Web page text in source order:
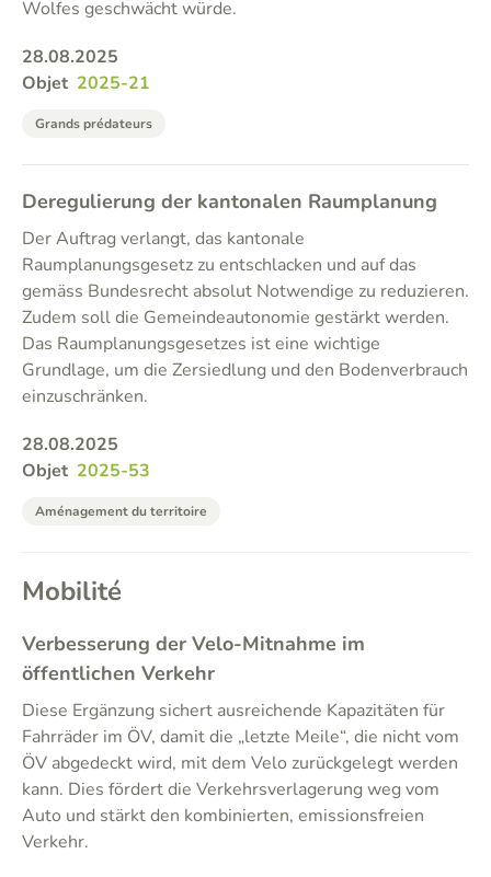
Wolfes geschwächt würde.
28.08.2025
Objet 2025-21
Grands prédateurs
Deregulierung der kantonalen Raumplanung
Der Auftrag verlangt, das kantonale
Raumplanungsgesetz zu entschlacken und auf das
gemäss Bundesrecht absolut Notwendige zu reduzieren.
Zudem soll die Gemeindeautonomie gestärkt werden.
Das Raumplanungsgesetzes ist eine wichtige
Grundlage, um die Zersiedlung und den Bodenverbrauch
einzuschränken.
28.08.2025
Objet 2025-53
Aménagement du territoire
Mobilité
Verbesserung der Velo-Mitnahme im
öffentlichen Verkehr
Diese Ergänzung sichert ausreichende Kapazitäten für
Fahrräder im ÖV, damit die „letzte Meile“, die nicht vom
ÖV abgedeckt wird, mit dem Velo zurückgelegt werden
kann. Dies fördert die Verkehrsverlagerung weg vom
Auto und stärkt den kombinierten, emissionsfreien
Verkehr.